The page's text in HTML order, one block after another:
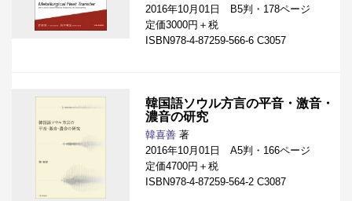
2016年10月01日 B5判・178ページ
定価3000円＋税
ISBN978-4-87259-566-6 C3057
韓国語ソウル方言の平音・激音・
濃音の研究
韓喜善 著
2016年10月01日 A5判・166ページ
定価4700円＋税
ISBN978-4-87259-564-2 C3087